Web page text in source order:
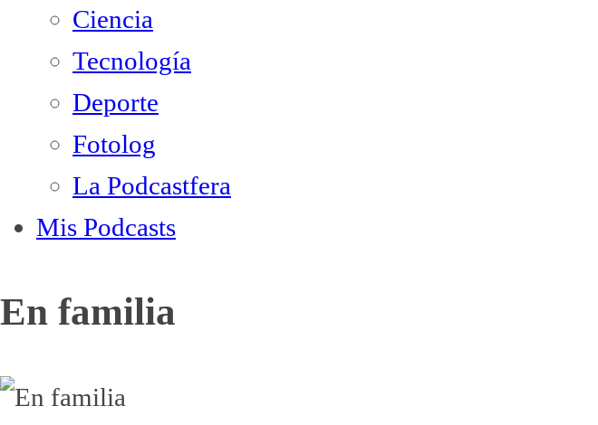
Ciencia
Tecnología
Deporte
Fotolog
La Podcastfera
Mis Podcasts
En familia